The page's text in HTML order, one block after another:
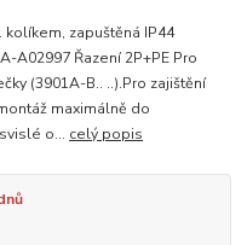
zapuštěná IP44
A02997 Řazení 2P+PE Pro
(3901A-B.. ..).Pro zajištění
maximálně do
o... celý popis